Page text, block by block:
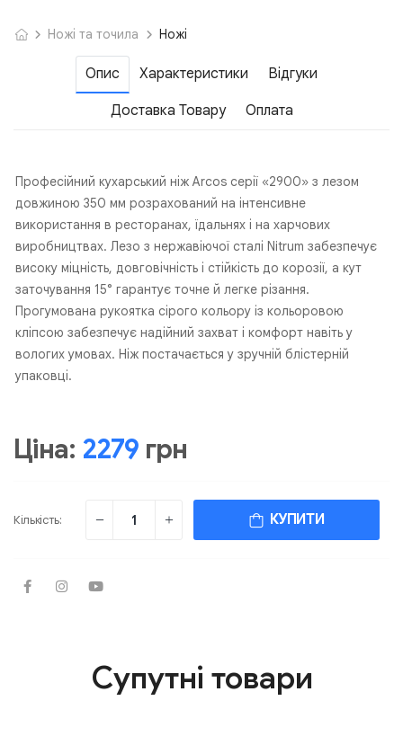
Ножі та точила Ножі
Опис Характеристики Відгуки
Доставка Товару Оплата
Професійний кухарський ніж Arcos серії «2900» з лезом
довжиною 350 мм розрахований на інтенсивне
використання в ресторанах, їдальнях і на харчових
виробництвах. Лезо з нержавіючої сталі Nitrum забезпечує
високу міцність, довговічність і стійкість до корозії, а кут
заточування 15° гарантує точне й легке різання.
Прогумована рукоятка сірого кольору із кольоровою
кліпсою забезпечує надійний захват і комфорт навіть у
вологих умовах. Ніж постачається у зручній блістерній
упаковці.
Ціна: 2279 грн
Кількість: КУПИТИ
Супутні товари